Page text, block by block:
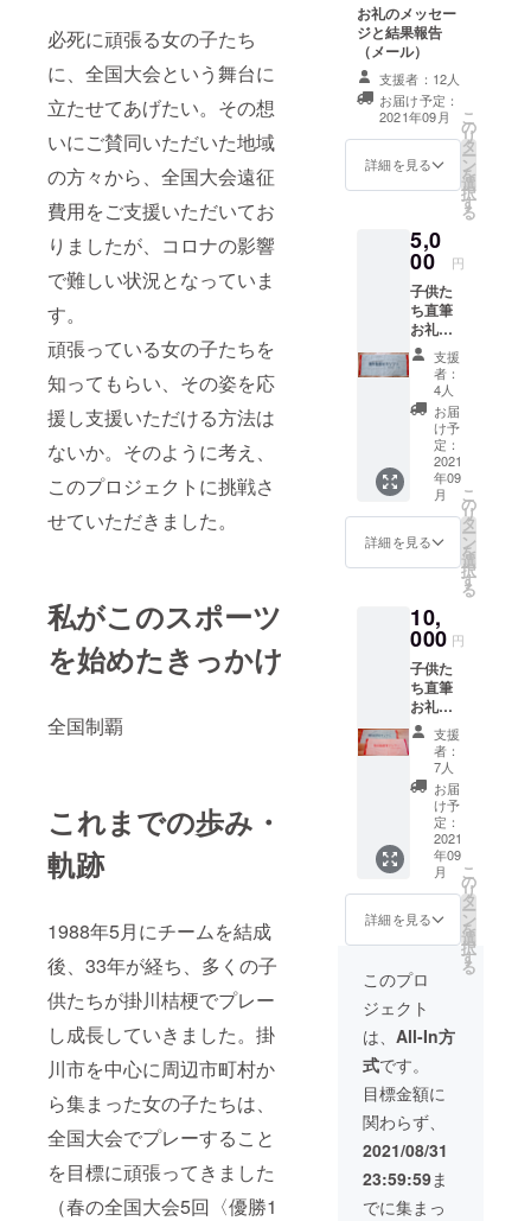
必死に頑張る女の子たち
に、全国大会という舞台に
立たせてあげたい。その想
いにご賛同いただいた地域
の方々から、全国大会遠征
費用をご支援いただいてお
りましたが、コロナの影響
で難しい状況となっていま
す。
頑張っている女の子たちを
知ってもらい、その姿を応
援し支援いただける方法は
ないか。そのように考え、
このプロジェクトに挑戦さ
せていただきました。
私がこのスポーツ
を始めたきっかけ
全国制覇
これまでの歩み・
軌跡
1988年5月にチームを結成
後、33年が経ち、多くの子
供たちが掛川桔梗でプレー
し成長していきました。掛
川市を中心に周辺市町村か
ら集まった女の子たちは、
全国大会でプレーすること
を目標に頑張ってきました
（春の全国大会5回〈優勝1
お礼のメッセー
ジと結果報告
（メール）
支援者：12人
お届け予定：
2021年09月
詳細を見る
こ
の
リ
タ
ー
ン
を
選
択
す
る
5,0
00 円
子供た
ち直筆
お礼の
ポスト
カード
結果報
告 チー
ム名入
り桔梗
特製タ
オル1枚
（サイ
ズ約
35cm×
約
84cm
100％
日本製
今治
産）
支援
者：
4人
お届
け予
定：
2021
年09
月
詳細を見る
こ
の
リ
タ
ー
ン
を
選
択
す
る
10,
000 円
子供た
ち直筆
お礼の
ポスト
カード
結果報
告 チー
ム名入
り桔梗
特製タ
オル2枚
（色は
選ばせ
ていた
だきま
す）
（サイ
ズ約
35cm×
約
84cm
綿
100％
日本製
今治
産）
支援
者：
7人
お届
け予
定：
2021
年09
月
詳細を見る
こ
の
リ
タ
ー
ン
を
選
択
す
る
このプロ
ジェクト
は、 All-In方
式です。
目標金額に
関わらず、
2021/08/31
23:59:59ま
でに集まっ